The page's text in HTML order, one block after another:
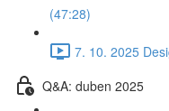
(47:28)
7. 10. 2025
Q&A: duben 2025